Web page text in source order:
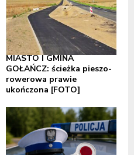
MIASTO I GMINA
GOŁAŃCZ: ścieżka pieszo-
rowerowa prawie
ukończona [FOTO]